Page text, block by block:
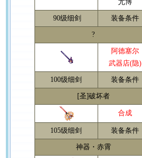
尤博
90级细剑
装备条件
?
阿德塞尔
武器店(隐)
100级细剑 装备条件
[圣]破坏者
合成
105级细剑 装备条件
神器・赤霄